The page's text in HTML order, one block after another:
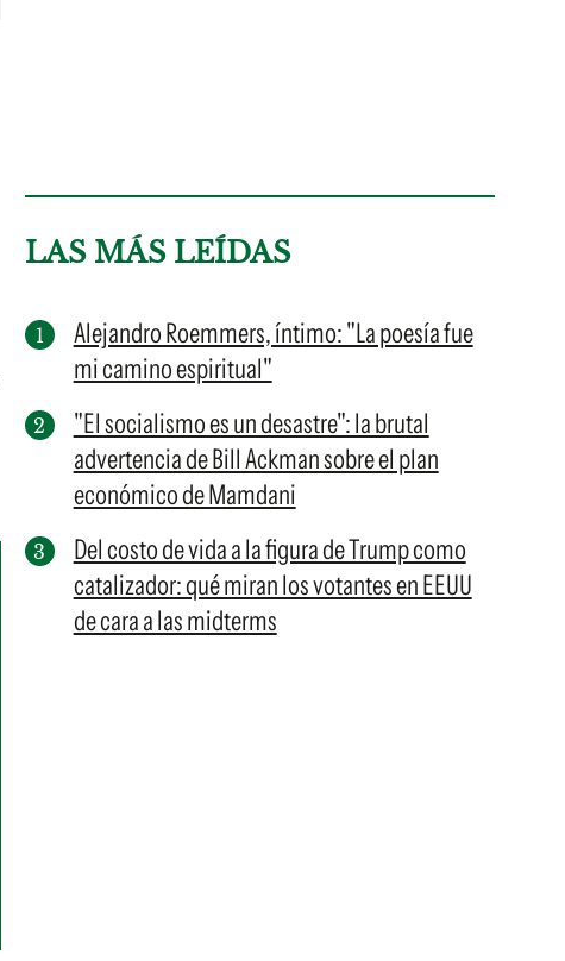
LAS MÁS LEÍDAS
Alejandro Roemmers, íntimo: "La poesía fue
mi camino espiritual"
"El socialismo es un desastre": la brutal
advertencia de Bill Ackman sobre el plan
económico de Mamdani
Del costo de vida a la figura de Trump como
catalizador: qué miran los votantes en EEUU
de cara a las midterms